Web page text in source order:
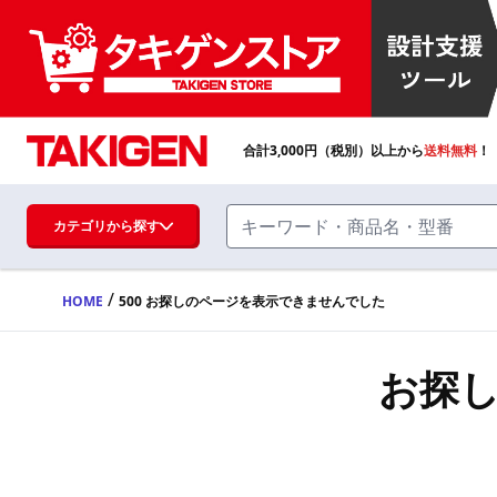
ハンドル・取手・つまみ・周辺機器
FA・A
合計3,000円（税別）以上から送料無料
カテゴリから探す
HOME / 500 お探しのページを表示できませんでした
お探